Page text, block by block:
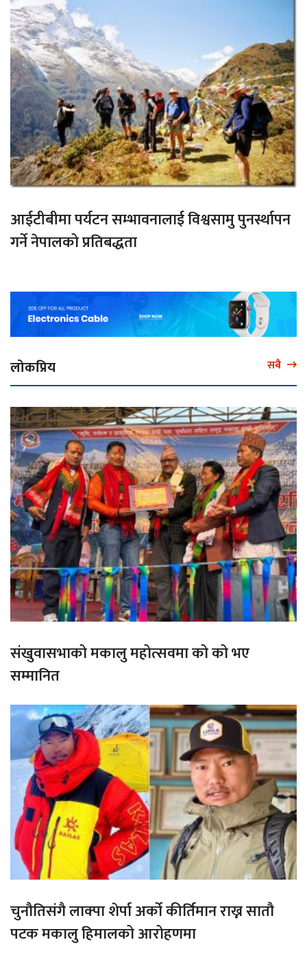
आईटीबीमा पर्यटन सम्भावनालाई विश्वसामु पुनर्स्थापन
गर्ने नेपालको प्रतिबद्धता
लोकप्रिय सबै
संखुवासभाको मकालु महोत्सवमा को को भए
सम्मानित
चुनौतिसंगै लाक्पा शेर्पा अर्को कीर्तिमान राख्न सातौ
पटक मकालु हिमालको आरोहणमा